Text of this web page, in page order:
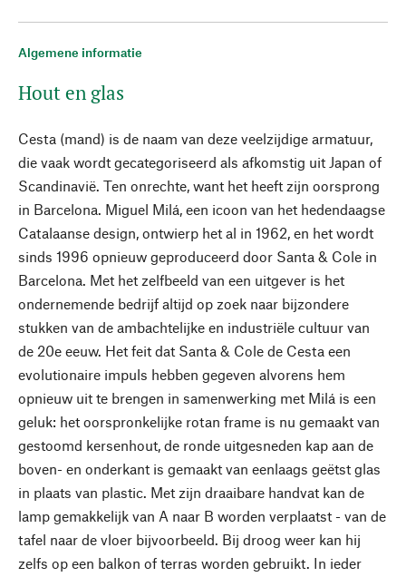
Algemene informatie
Hout en glas
Cesta (mand) is de naam van deze veelzijdige armatuur,
die vaak wordt gecategoriseerd als afkomstig uit Japan of
Scandinavië. Ten onrechte, want het heeft zijn oorsprong
in Barcelona. Miguel Milá, een icoon van het hedendaagse
Catalaanse design, ontwierp het al in 1962, en het wordt
sinds 1996 opnieuw geproduceerd door Santa & Cole in
Barcelona. Met het zelfbeeld van een uitgever is het
ondernemende bedrijf altijd op zoek naar bijzondere
stukken van de ambachtelijke en industriële cultuur van
de 20e eeuw. Het feit dat Santa & Cole de Cesta een
evolutionaire impuls hebben gegeven alvorens hem
opnieuw uit te brengen in samenwerking met Milá is een
geluk: het oorspronkelijke rotan frame is nu gemaakt van
gestoomd kersenhout, de ronde uitgesneden kap aan de
boven- en onderkant is gemaakt van eenlaags geëtst glas
in plaats van plastic. Met zijn draaibare handvat kan de
lamp gemakkelijk van A naar B worden verplaatst - van de
tafel naar de vloer bijvoorbeeld. Bij droog weer kan hij
zelfs op een balkon of terras worden gebruikt. In ieder